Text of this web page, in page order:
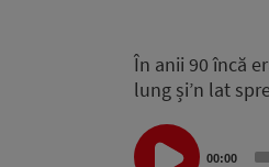
În anii 90 încă
lung și’n lat
Audio
00:00